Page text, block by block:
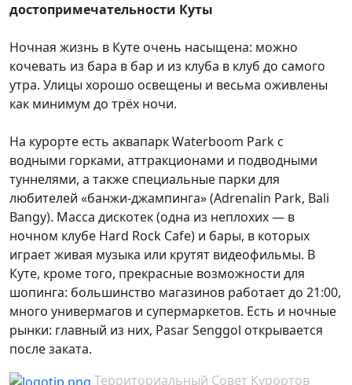
достопримечательности Куты
Ночная жизнь в Куте очень насыщена: можно
кочевать из бара в бар и из клуба в клуб до самого
утра. Улицы хорошо освещены и весьма оживлены
как минимум до трёх ночи.
На курорте есть аквапарк Waterboom Park c
водными горками, аттракционами и подводными
туннелями, а также специальные парки для
любителей «банжи-джампинга» (Adrenalin Park, Bali
Bangy). Масса дискотек (одна из неплохих — в
ночном клубе Hard Rock Cafe) и бары, в которых
играет живая музыка или крутят видеофильмы. В
Куте, кроме того, прекрасные возможности для
шопинга: большинство магазинов работает до 21:00,
много универмагов и супермаркетов. Есть и ночные
рынки: главный из них, Pasar Senggol открывается
после заката.
Территориальный Совет Курортов